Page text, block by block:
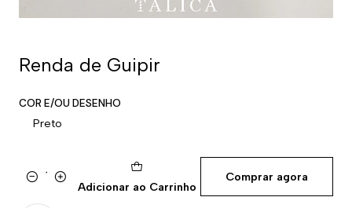
Renda de Guipir
COR E/OU DESENHO
Preto
QuantidadeAdicionar ao Carrinho
Comprar agora